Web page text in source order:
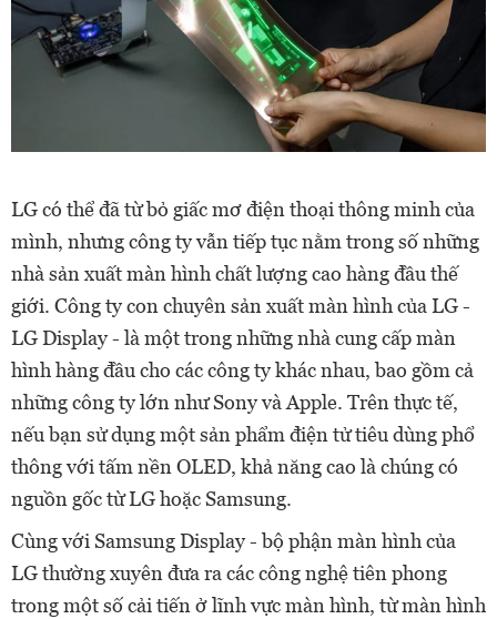
LG có thể đã từ bỏ giấc mơ điện thoại thông minh của
mình, nhưng công ty vẫn tiếp tục nằm trong số những
nhà sản xuất màn hình chất lượng cao hàng đầu thế
giới. Công ty con chuyên sản xuất màn hình của LG -
LG Display - là một trong những nhà cung cấp màn
hình hàng đầu cho các công ty khác nhau, bao gồm cả
những công ty lớn như Sony và Apple. Trên thực tế,
nếu bạn sử dụng một sản phẩm điện tử tiêu dùng phổ
thông với tấm nền OLED, khả năng cao là chúng có
nguồn gốc từ LG hoặc Samsung.
Cùng với Samsung Display - bộ phận màn hình của
LG thường xuyên đưa ra các công nghệ tiên phong
trong một số cải tiến ở lĩnh vực màn hình, từ màn hình